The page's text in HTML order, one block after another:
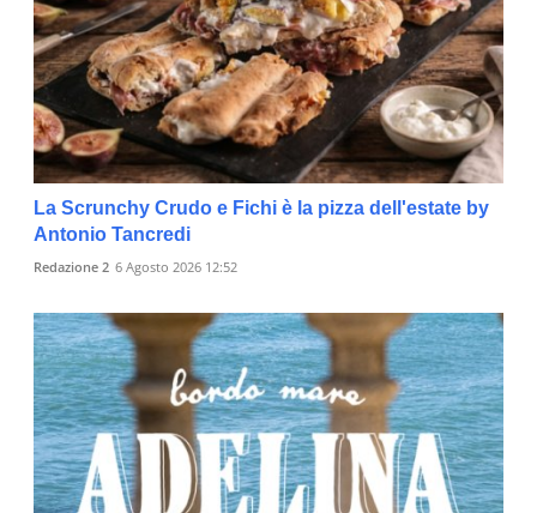
La Scrunchy Crudo e Fichi è la pizza dell'estate by
Antonio Tancredi
Redazione 2 6 Agosto 2026 12:52